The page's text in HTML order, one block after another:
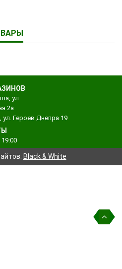
ул.
2а
ул. Героев Днепра 19
19:00
Black & White